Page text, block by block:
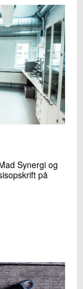
Synergi og
på